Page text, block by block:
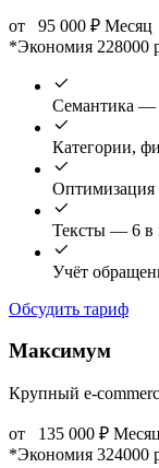
от 95 000 ₽ Месяц
*Экономия 228000
Семантика —
Категории,
Тексты — 6 в
Учёт
Обсудить тариф
Максимум
Крупный e-
от 135 000 ₽ Месяц
*Экономия 324000